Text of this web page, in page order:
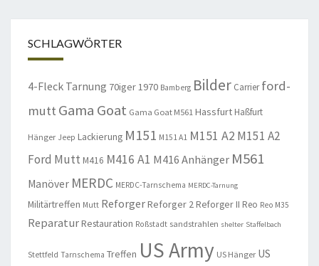
SCHLAGWÖRTER
4-Fleck Tarnung 70iger1970 Bamberg Bilder Carrier ford-
mutt Gama Goat Gama Goat M561 Hassfurt Haßfurt
Hänger Jeep Lackierung M151 M151 A1 M151 A2 M151 A2
Ford Mutt M416 M416 A1 M416 Anhänger M561
Manöver MERDC MERDC-Tarnschema MERDC-Tarnung
Militärtreffen Mutt ReforgerReforger 2Reforger II Reo Reo M35
ReparaturRestauration Roßstadt sandstrahlen shelter Staffelbach
Stettfeld Tarnschema Treffen US Army US Hänger US